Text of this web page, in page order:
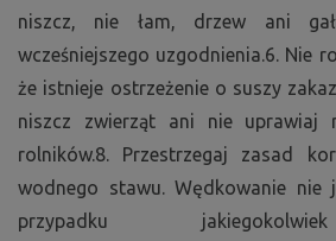
opinii, a także z następnej wizyty :)
niszcz, nie łam, drzew ani
wcześniejszego uzgodnienia.6. Nie
że istnieje ostrzeżenie o suszy
niszcz zwierząt ani nie uprawiaj
rolników.8. Przestrzegaj zasad
wodnego stawu. Wędkowanie nie
przypadku